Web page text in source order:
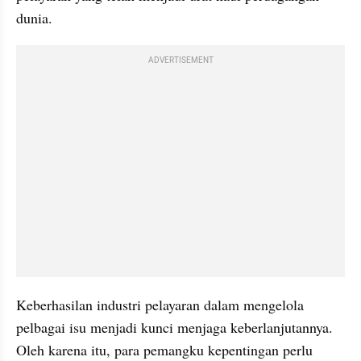
dunia.
ADVERTISEMENT
Keberhasilan industri pelayaran dalam mengelola
pelbagai isu menjadi kunci menjaga keberlanjutannya.
Oleh karena itu, para pemangku kepentingan perlu